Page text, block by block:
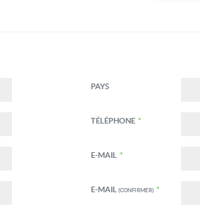
PAYS
TÉLÉPHONE *
E-MAIL *
E-MAIL(CONFIRMER) *